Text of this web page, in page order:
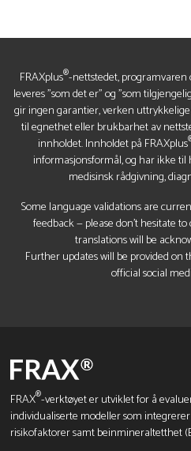
FRAXplus®-nettstedet,
leveres "som det er" og "som
gir ingen garantier, verken
til egnethet eller brukbarhet av
innholdet. Innholdet på FRAXplus
informasjonsformål, og har ikke
medisinsk rådgivning,
Some language validations are
feedback — please don’t hesitate
translations will be
Further updates will be provided on
official social
FRAX®-verktøyet er utviklet for å
individualiserte modeller som
risikofaktorer samt beinmineraltetthet